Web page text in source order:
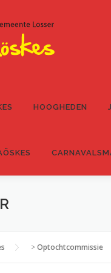
HOOGHEDEN
>Optochtcommissie